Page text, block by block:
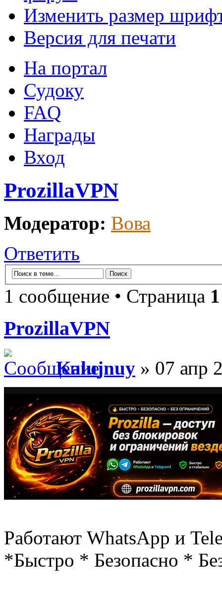
Изменить размер
Версия для печати
На портал
Судоку
FAQ
Награды
Вход
ProzillaVPN
Модератор: Вова
Ответить
1 сообщение • Страница 1
ProzillaVPN
Kalujnuy » 07 апр
Работают WhatsApp и
*Быстро * Безопасно *